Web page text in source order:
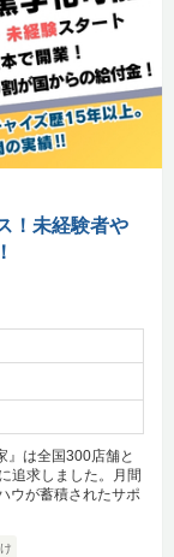
！未経験者や
』は全国300店舗と
追求しました。月間
ウが蓄積されたサポ